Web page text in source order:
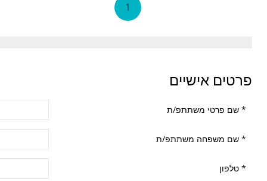
1
פרטים אישיים
* שם פרטי משתתפ/ת
* שם משפחה משתתפ/ת
* טלפון